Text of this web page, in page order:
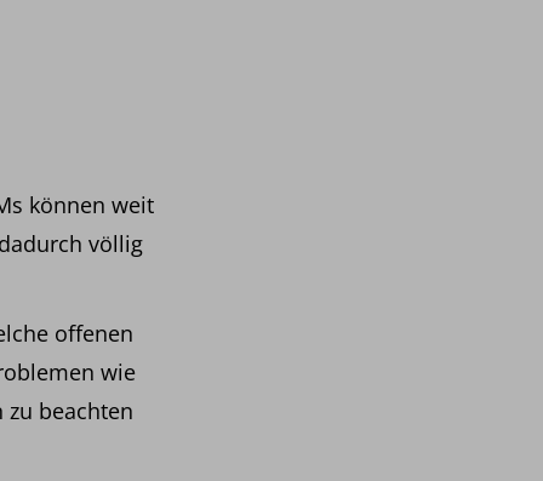
können weit
völlig
offenen
wie
beachten